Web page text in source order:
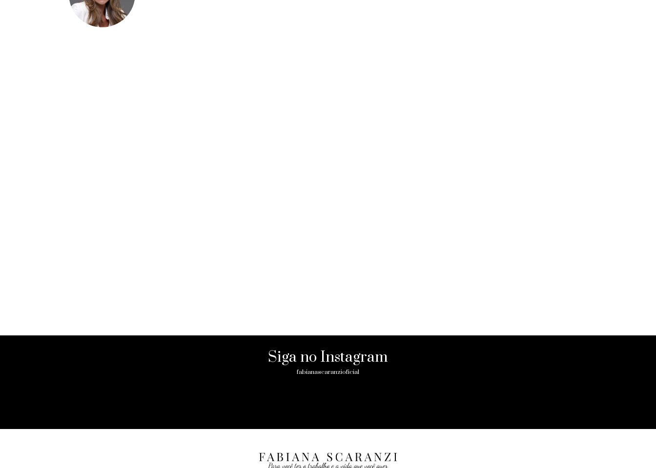
Siga no Instagram
fabianascaranzioficial